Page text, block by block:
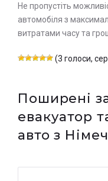
Не пропустіть
автомобіля з
витратами часу та
(3 голоси,
Поширені
евакуатор
авто з